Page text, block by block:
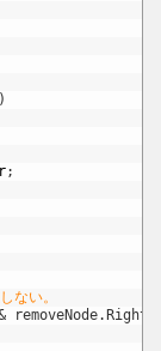
)
;
ない。